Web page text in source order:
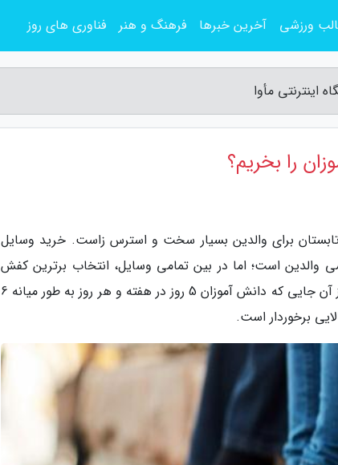
اینترنتی مأوا
را بخریم؟
تابستان برای والدین بسیار سخت و استرس زاست. خرید وسایل
والدین است؛ اما در بین تمامی وسایل، انتخاب برترین کفش
مدرسه برای دانش آموزان از اهمیت بالایی برخوردار است. از آن جایی که دانش آموزان 5 روز در هفته و هر روز به طور میانه 6
برخوردار است.
ورزشی آخرین خبرها فرهنگ و هنر فناوری های روز